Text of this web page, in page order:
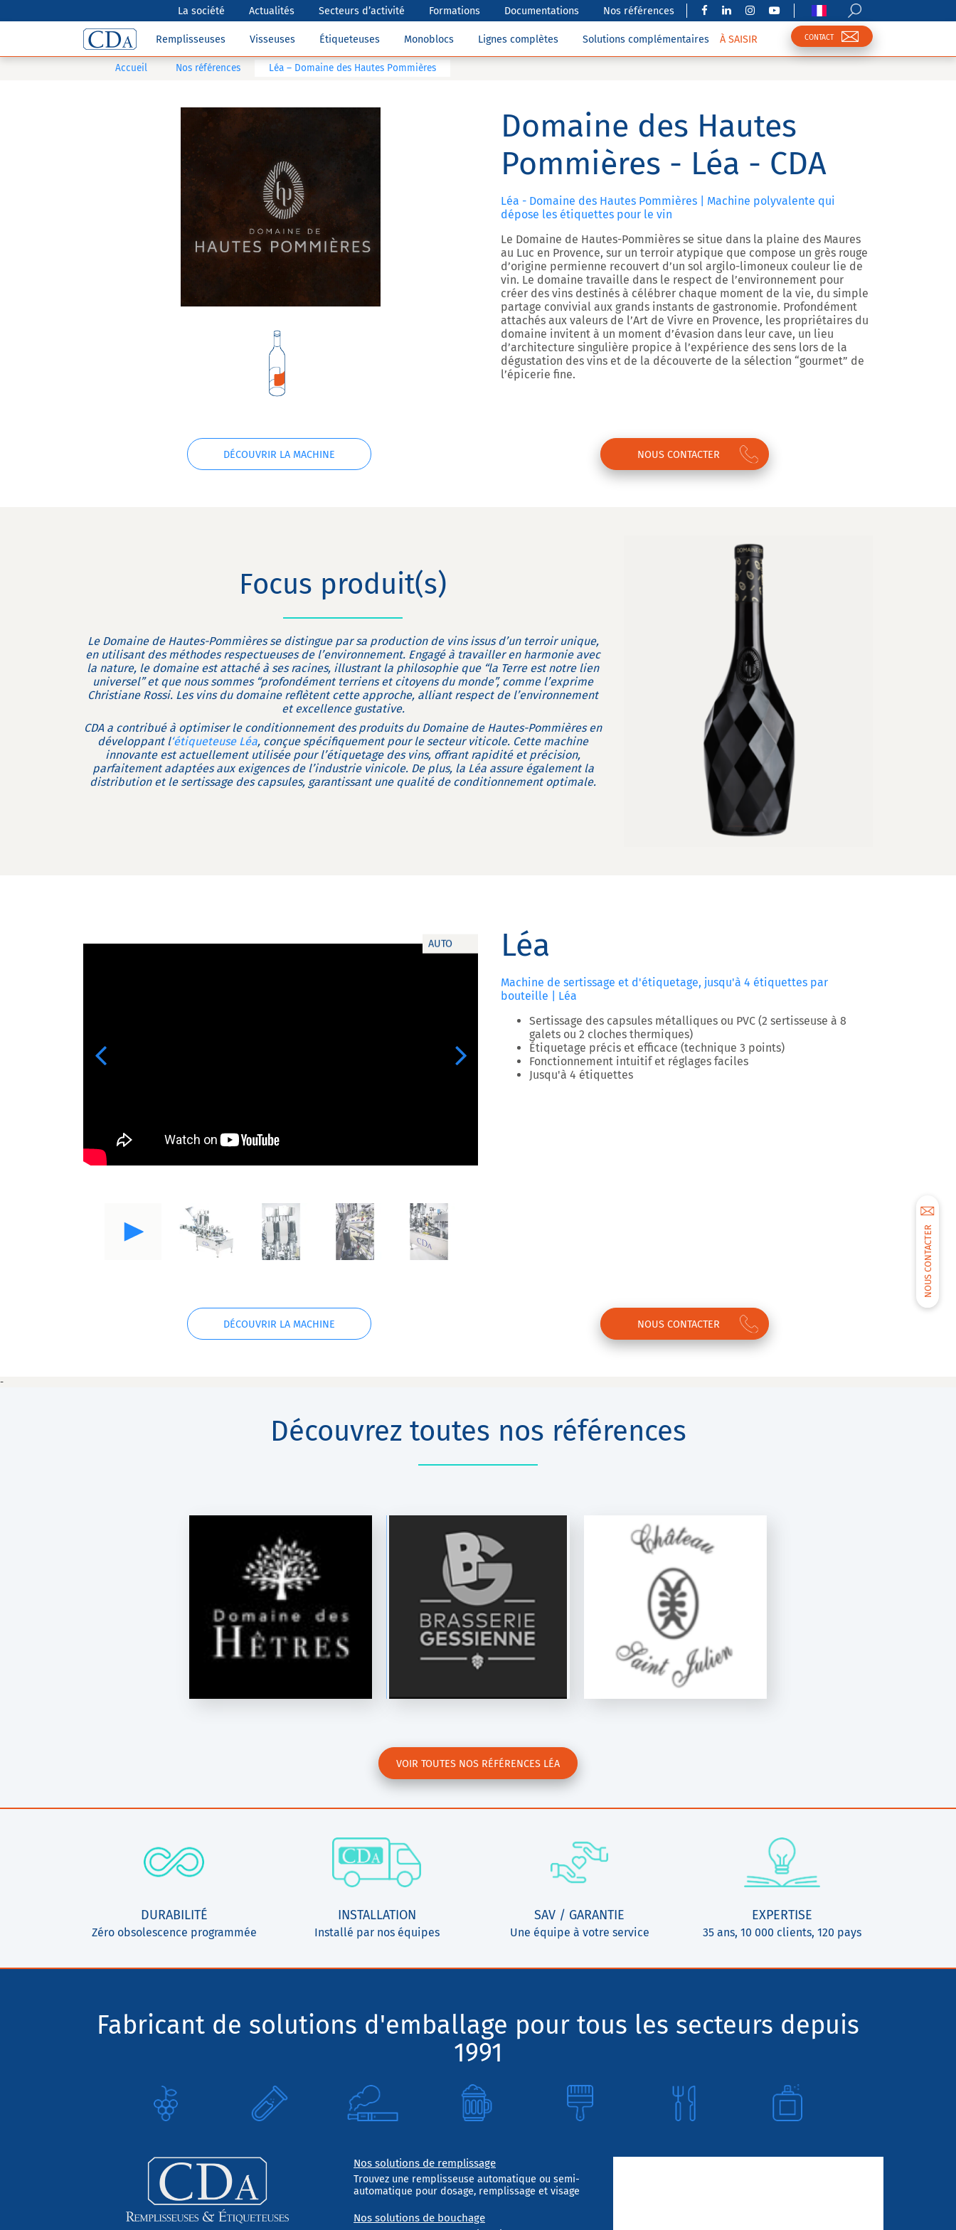
La société Actualités Secteurs d’activité Formations Documentations Nos références
Remplisseuses Visseuses Étiqueteuses Monoblocs Lignes complètes Solutions complémentaires À SAISIR CONTACT
NOUS CONTACTER
Accueil Nos références Léa – Domaine des Hautes Pommières
Domaine des Hautes
Pommières - Léa - CDA
Léa - Domaine des Hautes Pommières | Machine polyvalente qui
dépose les étiquettes pour le vin
Le Domaine de Hautes-Pommières se situe dans la plaine des Maures
au Luc en Provence, sur un terroir atypique que compose un grès rouge
d’origine permienne recouvert d’un sol argilo-limoneux couleur lie de
vin. Le domaine travaille dans le respect de l’environnement pour
créer des vins destinés à célébrer chaque moment de la vie, du simple
partage convivial aux grands instants de gastronomie. Profondément
attachés aux valeurs de l’Art de Vivre en Provence, les propriétaires du
domaine invitent à un moment d’évasion dans leur cave, un lieu
d’architecture singulière propice à l’expérience des sens lors de la
dégustation des vins et de la découverte de la sélection “gourmet” de
l’épicerie fine.
DÉCOUVRIR LA MACHINE NOUS CONTACTER
Focus produit(s)
Le Domaine de Hautes-Pommières se distingue par sa production de vins issus d’un terroir unique,
en utilisant des méthodes respectueuses de l’environnement. Engagé à travailler en harmonie avec
la nature, le domaine est attaché à ses racines, illustrant la philosophie que “la Terre est notre lien
universel” et que nous sommes “profondément terriens et citoyens du monde”, comme l’exprime
Christiane Rossi. Les vins du domaine reflètent cette approche, alliant respect de l’environnement
et excellence gustative.
CDA a contribué à optimiser le conditionnement des produits du Domaine de Hautes-Pommières en
développant l‘étiqueteuse Léa, conçue spécifiquement pour le secteur viticole. Cette machine
innovante est actuellement utilisée pour l’étiquetage des vins, offrant rapidité et précision,
parfaitement adaptées aux exigences de l’industrie vinicole. De plus, la Léa assure également la
distribution et le sertissage des capsules, garantissant une qualité de conditionnement optimale.
AUTO
Previous Next
Léa
Machine de sertissage et d'étiquetage, jusqu'à 4 étiquettes par
bouteille | Léa
Sertissage des capsules métalliques ou PVC (2 sertisseuse à 8
galets ou 2 cloches thermiques)
Étiquetage précis et efficace (technique 3 points)
Fonctionnement intuitif et réglages faciles
Jusqu'à 4 étiquettes
DÉCOUVRIR LA MACHINE NOUS CONTACTER
-
Découvrez toutes nos références
BRASSERIE GESSIENNE DOMAINE SAINT-JULIEN
Régionale
VOIR TOUTES NOS RÉFÉRENCES LÉA
DURABILITÉ
Zéro obsolescence programmée
INSTALLATION
Installé par nos équipes
SAV / GARANTIE
Une équipe à votre service
EXPERTISE
35 ans, 10 000 clients, 120 pays
Fabricant de solutions d'emballage pour tous les secteurs depuis
1991
Nos solutions de remplissage
Trouvez une remplisseuse automatique ou semi-
automatique pour dosage, remplissage et visage
Nos solutions de bouchage